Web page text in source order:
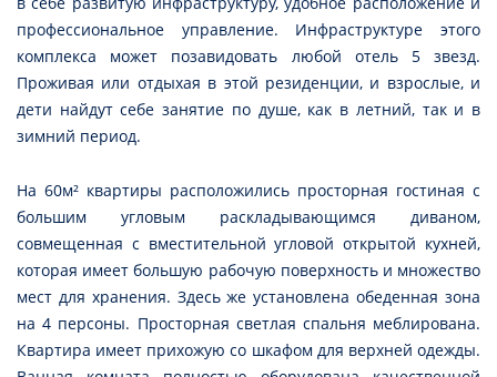
профессиональное управление. Инфраструктуре этого
комплекса может позавидовать любой отель 5 звезд.
Проживая или отдыхая в этой резиденции, и взрослые, и
дети найдут себе занятие по душе, как в летний, так и в
зимний период.
На 60м² квартиры расположились просторная гостиная с
большим угловым раскладывающимся диваном,
совмещенная с вместительной угловой открытой кухней,
которая имеет большую рабочую поверхность и множество
мест для хранения. Здесь же установлена обеденная зона
на 4 персоны. Просторная светлая спальня меблирована.
Квартира имеет прихожую со шкафом для верхней одежды.